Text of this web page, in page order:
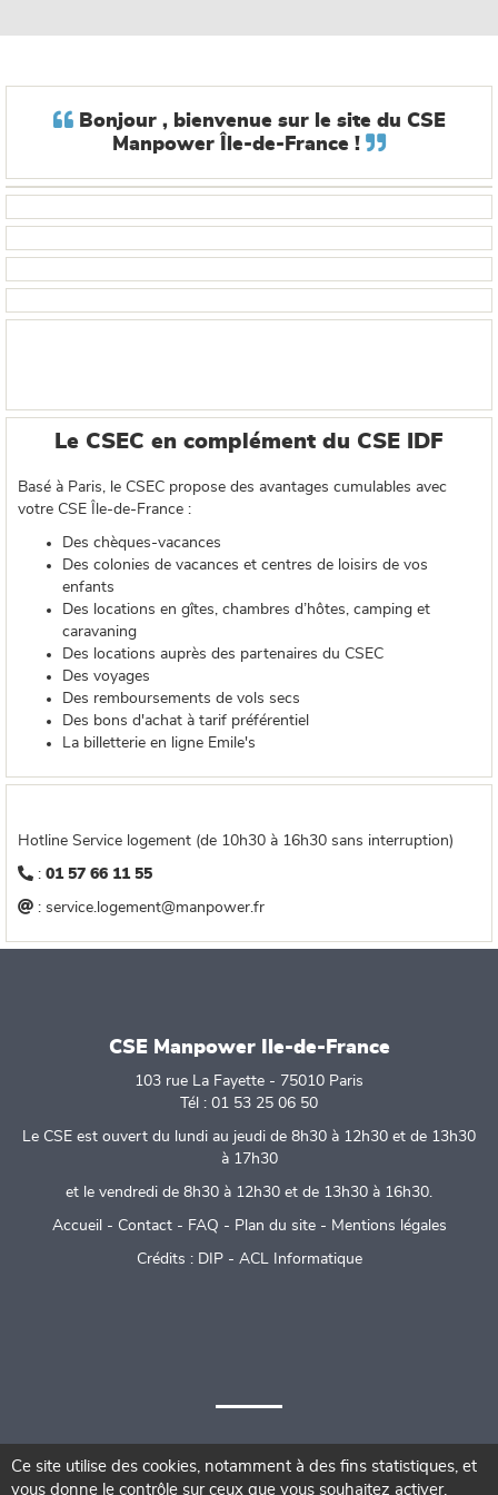
Bonjour , bienvenue sur le site du CSE
Manpower Île-de-France ! 
Billetterie
Bons plans
Sport
Cartes cadeau
Le CSEC en complément du CSE IDF
Basé à Paris, le CSEC propose des avantages cumulables avec
votre CSE Île-de-France :
Des chèques-vacances
Des colonies de vacances et centres de loisirs de vos
enfants
Des locations en gîtes, chambres d’hôtes, camping et
caravaning
Des locations auprès des partenaires du CSEC
Des voyages
Des remboursements de vols secs
Des bons d'achat à tarif préférentiel
La billetterie en ligne Emile's
Hotline Service logement (de 10h30 à 16h30 sans interruption)
 : 01 57 66 11 55
 : service.logement@manpower.fr
CSE Manpower Ile-de-France
103 rue La Fayette - 75010 Paris
Tél : 01 53 25 06 50
Le CSE est ouvert du lundi au jeudi de 8h30 à 12h30 et de 13h30
à 17h30
et le vendredi de 8h30 à 12h30 et de 13h30 à 16h30.
Accueil - Contact- FAQ - Plan du site - Mentions légales
Crédits : DIP- ACL Informatique
4 visiteurs actuellement - Page générée en 0.225s -Gestion des
Ce site utilise des cookies, notamment à des fins statistiques, et
vous donne le contrôle sur ceux que vous souhaitez activer.